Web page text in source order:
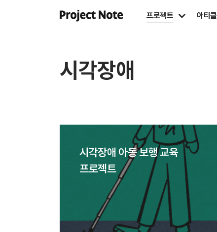
프로젝트 아티클
시각장애
시각장애 아동 보행 교육
프로젝트